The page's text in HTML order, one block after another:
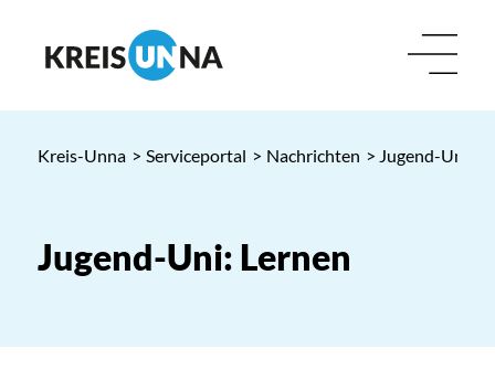
Kreis-Unna > Serviceportal > Nachrichten > Jugend-Uni:
Jugend-Uni: Lernen